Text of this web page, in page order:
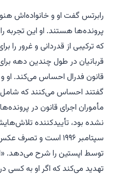
رابرتس گفت او و خانواده‌اش
پرونده‌ها هستند. او این
که ترکیبی از قدردانی و غرور
قربانیان در طول چندین دهه
قانون فدرال احساس می‌کند. او و
گفتند احساس می‌کنند که شامل
مأموران اجرای قانون در
نشده بود، تأییدکننده
سپتامبر ۱۹۹۶ است و
توسط اپستین را شرح می‌دهد.
تهدید می‌کند که اگر او به کسی